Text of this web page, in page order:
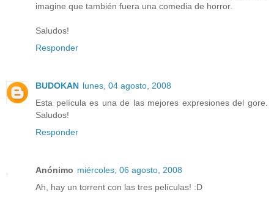
imagine que también fuera una comedia de horror.
Saludos!
Responder
BUDOKAN lunes, 04 agosto, 2008
Esta película es una de las mejores expresiones del gore.
Saludos!
Responder
Anónimo miércoles, 06 agosto, 2008
Ah, hay un torrent con las tres películas! :D